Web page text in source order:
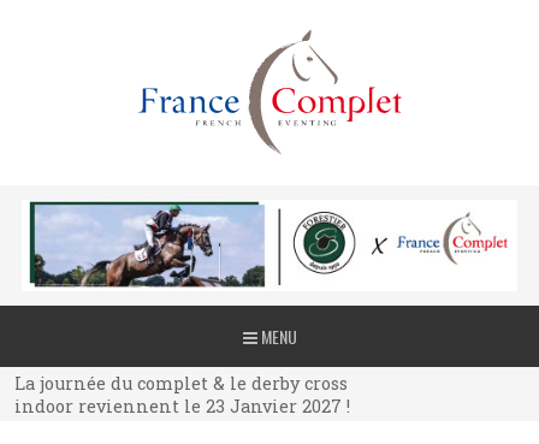
MENU
La journée du complet & le derby cross
indoor reviennent le 23 Janvier 2027 !
La journée du complet & le derby cross
indoor reviennent le 23 Janvier 2027 !